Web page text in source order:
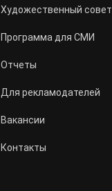
Художественный совет
Программа для СМИ
Отчеты
Для рекламодателей
Вакансии
Контакты